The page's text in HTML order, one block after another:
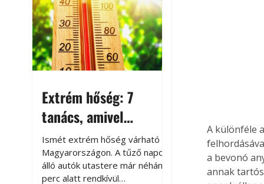
Extrém hőség: 7
tanács, amivel
megóvhatjuk
autónkat a nyári
károktól
Ismét extrém hőség várható
Magyarországon. A tűző napon
álló autók utastere már néhány
perc alatt rendkívül
A különféle
a bevonó
annak